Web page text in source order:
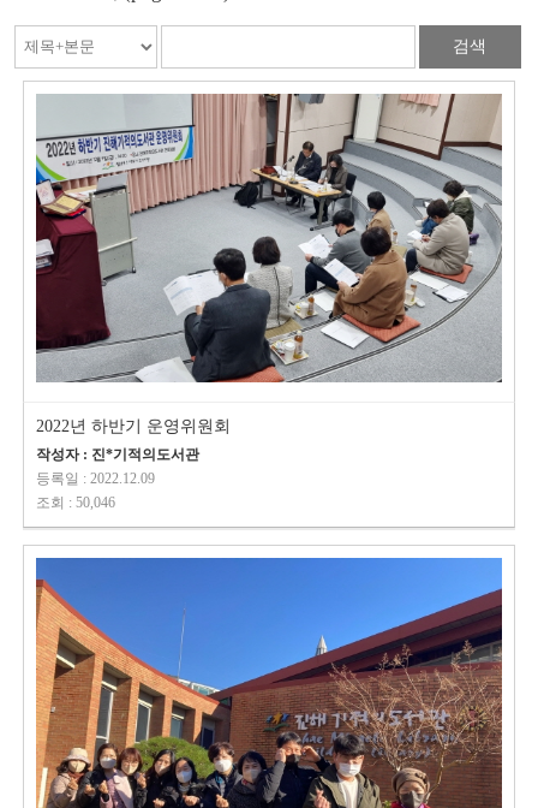
검색
2022년 하반기 운영위원회
작성자 : 진*기적의도서관
등록일 : 2022.12.09
조회 : 50,046